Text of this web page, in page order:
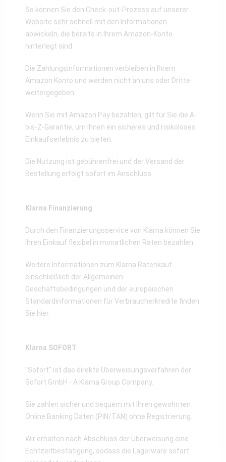
So können Sie den Check-out-Prozess auf unserer
Website sehr schnell mit den Informationen
abwickeln, die bereits in Ihrem Amazon-Konto
hinterlegt sind.
Die Zahlungsinformationen verbleiben in Ihrem
Amazon Konto und werden nicht an uns oder Dritte
weitergegeben.
Wenn Sie mit Amazon Pay bezahlen, gilt für Sie die A-
bis-Z-Garantie, um Ihnen ein sicheres und risikoloses
Einkaufserlebnis zu bieten.
Die Nutzung ist gebührenfrei und der Versand der
Bestellung erfolgt sofort im Anschluss.
Klarna Finanzierung
Durch den Finanzierungsservice von Klarna können Sie
Ihren Einkauf flexibel in monatlichen Raten bezahlen.
Weitere Informationen zum Klarna Ratenkauf
einschließlich der Allgemeinen
Geschäftsbedingungen und der europäischen
Standardinformationen für Verbraucherkredite finden
Sie hier.
Klarna SOFORT
"Sofort" ist das direkte Überweisungsverfahren der
Sofort GmbH - A Klarna Group Company.
Sie zahlen sicher und bequem mit Ihren gewohnten
Online Banking Daten (PIN/TAN) ohne Registrierung.
Wir erhalten nach Abschluss der Überweisung eine
Echtzeitbestätigung, sodass die Lagerware sofort